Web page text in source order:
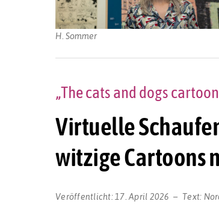
H. Sommer
Virtuelle
witzige Cartoons
„The cats and dogs
Veröffentlicht: 17. April 2026 Text: